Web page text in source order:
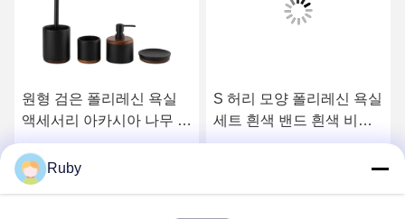
원형 검은 폴리레신 욕실
액세서리 아카시아 나무 상
단과 함께 폴리레신 비누
분배기
최고의 가격을 얻으십시오
S 허리 모양 폴리레신 욕실
세트 흰색 밴드 흰색 비누
접시 14 X 10.1 X 3.1 H
최고의 가격을 얻으십시오
Ruby